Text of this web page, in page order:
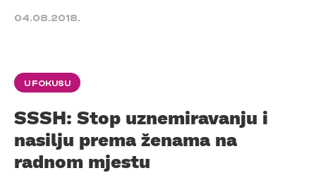
04.08.2018.
U FOKUSU
SSSH: Stop uznemiravanju i
nasilju prema ženama na
radnom mjestu